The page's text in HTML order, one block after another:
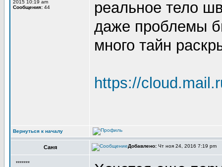
2015 10:19 am
Сообщения: 44
реальное тело
даже проблемы
много тайн
https://
Вернуться к началу
Саня Добавлено: Чт ноя 24, 2016 7:19 pm
*******